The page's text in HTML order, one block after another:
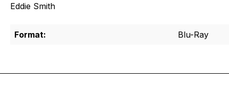
Eddie Smith
Format: Blu-Ray